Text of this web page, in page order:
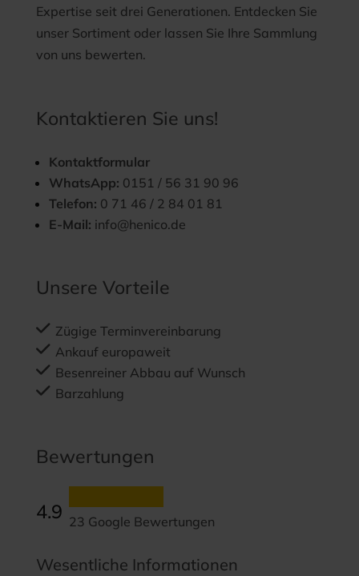
Expertise seit drei Generationen. Entdecken Sie
unser Sortiment oder lassen Sie Ihre Sammlung
von uns bewerten.
Kontaktieren Sie uns!
Kontaktformular
WhatsApp: 0151 / 56 31 90 96
Telefon: 0 71 46 / 2 84 01 81
E-Mail: info@henico.de
Unsere Vorteile
Zügige Terminvereinbarung
Ankauf europaweit
Besenreiner Abbau auf Wunsch
Barzahlung
Bewertungen
4.9 23 Google Bewertungen
Wesentliche Informationen